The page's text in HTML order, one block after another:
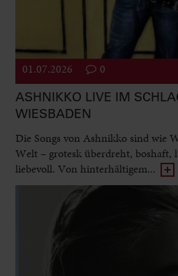
01.07.2026 0
ASHNIKKO LIVE IM
WIESBADEN
Die Songs von Ashnikko sind wie
Welt – grotesk überdreht,
liebevoll. Von hinterhältigem...